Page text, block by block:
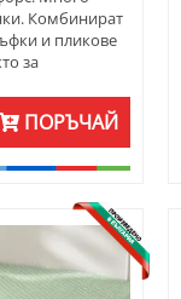
Комбинират
и пликове
за
така и
от
ПОРЪЧАЙ